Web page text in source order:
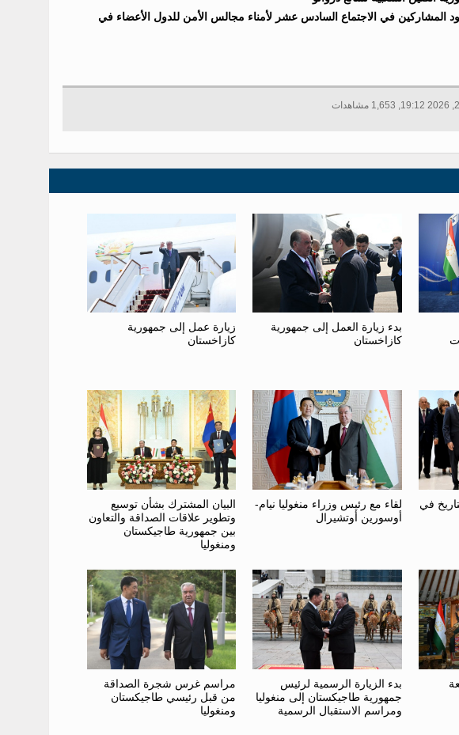
المشاركين في الاجتماع السادس عشر لأمناء مجالس الأمن للدول الأعضاء في
بدء زيارة العمل إلى جمهورية
كازاخستان
زيارة عمل إلى جمهورية
كازاخستان
في
لقاء مع رئيس وزراء منغوليا نيام-
أوسورين أوتشيرال
البيان المشترك بشأن توسيع
وتطوير علاقات الصداقة والتعاون
بين جمهورية طاجيكستان
ومنغوليا
بدء الزيارة الرسمية لرئيس
جمهورية طاجيكستان إلى منغوليا
ومراسم الاستقبال الرسمية
مراسم غرس شجرة الصداقة
من قبل رئيسي طاجيكستان
ومنغوليا